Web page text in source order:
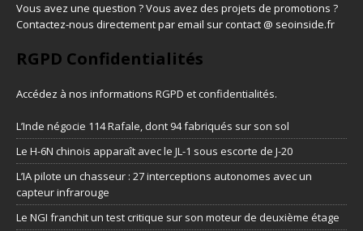
Vous avez une question ? Vous avez des projets de promotions ?
Contactez-nous directement par email sur contact @ seoinside.fr
RGPD Confidentialités
Accédez à nos informations RGPD et confidentialités.
L’Inde négocie 114 Rafale, dont 94 fabriqués sur son sol
Le H-6N chinois apparaît avec le JL-1 sous escorte de J-20
L’IA pilote un chasseur : 27 interceptions autonomes avec un
capteur infrarouge
Le NGI franchit un test critique sur son moteur de deuxième étage